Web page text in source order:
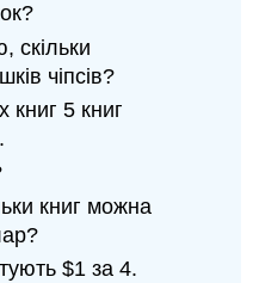
скільки
чіпсів?
5 книг
книг можна
$1 за 4.